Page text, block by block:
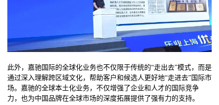
此外，嘉驰国际的全球化业务也不仅限于传统的“走出去”模式，而是
通过深入理解跨区域文化，帮助客户和候选人更好地“走进去”国际市
场。嘉驰的全球本土化业务，不仅增强了企业和人才的国际竞争
力，也为中国品牌在全球市场的深度拓展提供了强有力的支持。